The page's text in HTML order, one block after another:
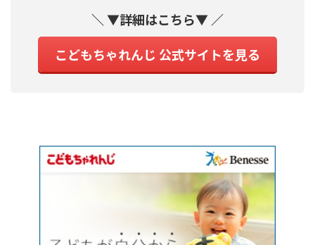
＼ ▼詳細はこちら▼ ／
こどもちゃれんじ 公式サイトを見る